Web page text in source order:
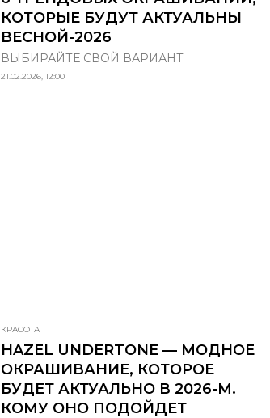
КОТОРЫЕ БУДУТ АКТУАЛЬНЫ
ВЕСНОЙ-2026
ВЫБИРАЙТЕ СВОЙ ВАРИАНТ
21.02.2026, 12:00
КРАСОТА
HAZEL UNDERTONE — МОДНОЕ
ОКРАШИВАНИЕ, КОТОРОЕ
БУДЕТ АКТУАЛЬНО В 2026-М.
КОМУ ОНО ПОДОЙДЕТ